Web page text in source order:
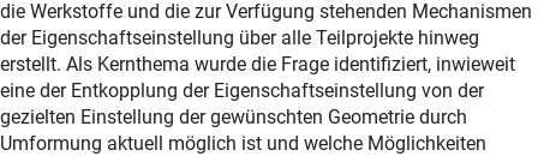
die Werkstoffe und die zur Verfügung stehenden Mechanismen
der Eigenschaftseinstellung über alle Teilprojekte hinweg
erstellt. Als Kernthema wurde die Frage identifiziert, inwieweit
eine der Entkopplung der Eigenschaftseinstellung von der
gezielten Einstellung der gewünschten Geometrie durch
Umformung aktuell möglich ist und welche Möglichkeiten